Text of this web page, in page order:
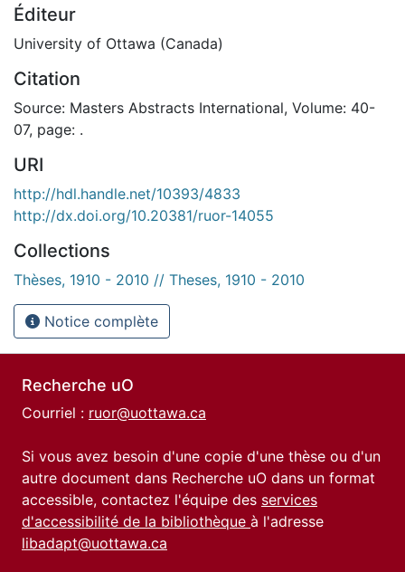
Éditeur
University of Ottawa (Canada)
Citation
Source: Masters Abstracts International, Volume: 40-
07, page: .
URI
http://hdl.handle.net/10393/4833
http://dx.doi.org/10.20381/ruor-14055
Collections
Thèses, 1910 - 2010 // Theses, 1910 - 2010
Notice complète
Recherche uO
Courriel : ruor@uottawa.ca
Si vous avez besoin d'une copie d'une thèse ou d'un
autre document dans Recherche uO dans un format
accessible, contactez l'équipe des services
d'accessibilité de la bibliothèque à l'adresse
libadapt@uottawa.ca